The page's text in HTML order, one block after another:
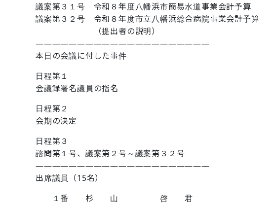
議案第３１号 令和８年度八幡浜市簡易水道事業会計予算
議案第３２号 令和８年度市立八幡浜総合病院事業会計予算
（提出者の説明）
―――――――――――――――――――――
本日の会議に付した事件
日程第１
会議録署名議員の指名
日程第２
会期の決定
日程第３
諮問第１号、議案第２号～議案第３２号
―――――――――――――――――――――
出席議員（15名）
１番 杉 山 啓 君